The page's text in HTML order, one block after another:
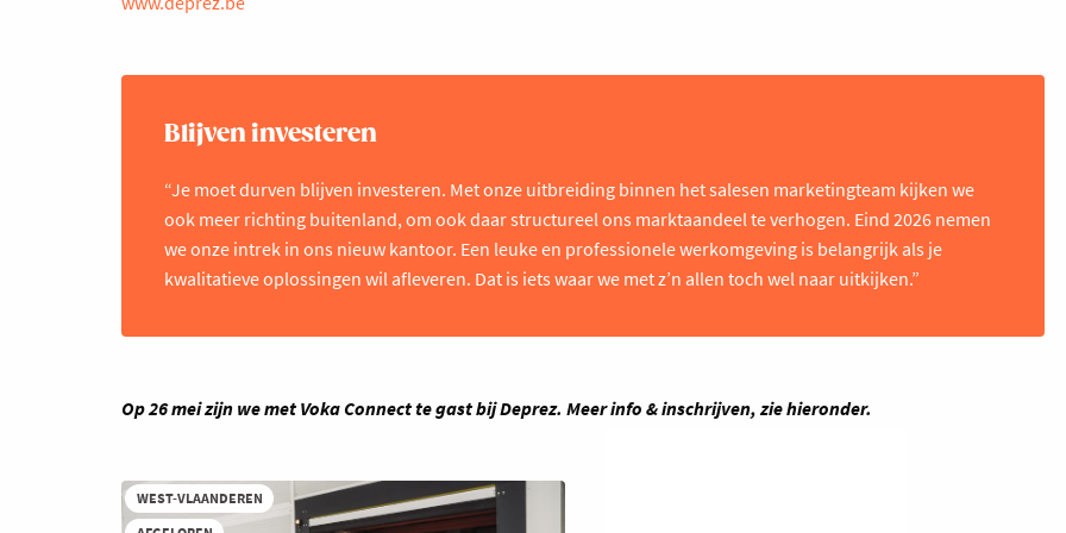
Blijven investeren
“Je moet durven blijven investeren. Met onze uitbreiding binnen het salesen marketingteam kijken we
ook meer richting buitenland, om ook daar structureel ons marktaandeel te verhogen. Eind 2026 nemen
we onze intrek in ons nieuw kantoor. Een leuke en professionele werkomgeving is belangrijk als je
kwalitatieve oplossingen wil afleveren. Dat is iets waar we met z’n allen toch wel naar uitkijken.”
Op 26 mei zijn we met Voka Connect te gast bij Deprez. Meer info & inschrijven, zie hieronder.
WEST-VLAANDEREN